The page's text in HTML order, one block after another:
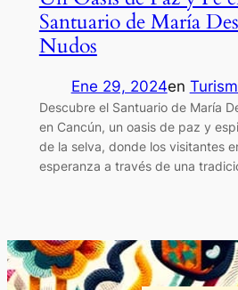
Santuario de María
Nudos
Ene 29, 2024en
Descubre el Santuario de María
en Cancún, un oasis de paz y
de la selva, donde los visitantes
esperanza a través de una